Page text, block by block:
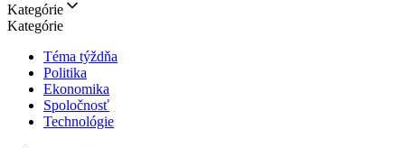
Kategórie
Kategórie
Téma týždňa
Politika
Ekonomika
Spoločnosť
Technológie